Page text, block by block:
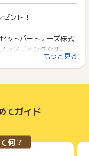
た方からの申込み
みしたことのある方
ている方含む)
円以上の投資申し込
内にキャンセルした場
登録者からの申し込み
不成立になった場合
すので審査中に募集期
される場合は、毎回
対象外とみなし、「獲
されたことがある場合
ていただくことを推奨
2つ以上の申し込み方
ームからお申し込みく
切り捨てとなり、ポイ
して支払われた金額分
ント獲得の対象には含
しくは会員様の都合で
場合、ポイントが無効
ではなく、代理店が行
る詳細を把握しており
関するお問い合わせを
します。
ント！
ットパートナーズ株式
ァンディングです。
投資の体験ができま
様向けに提供してきた
ルートで仕入れた不動
りを実現します。
もっと見る
てガイド
何？